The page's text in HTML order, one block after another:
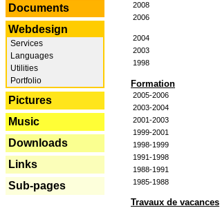
Documents
Webdesign
Services
Languages
Utilities
Portfolio
Pictures
Music
Downloads
Links
Sub-pages
2008
2006
2004
2003
1998
Formation
2005-2006
2003-2004
2001-2003
1999-2001
1998-1999
1991-1998
1988-1991
1985-1988
Travaux de vacances